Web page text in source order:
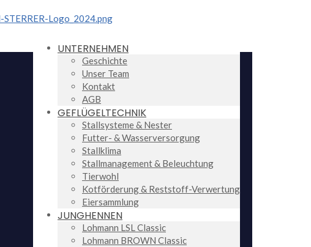
UNTERNEHMEN
Geschichte
Unser Team
Kontakt
AGB
GEFLÜGELTECHNIK
Stallsysteme & Nester
Futter- & Wasserversorgung
Stallklima
Stallmanagement & Beleuchtung
Tierwohl
Kotförderung & Reststoff-Verwertung
Eiersammlung
JUNGHENNEN
Lohmann LSL Classic
Lohmann BROWN Classic